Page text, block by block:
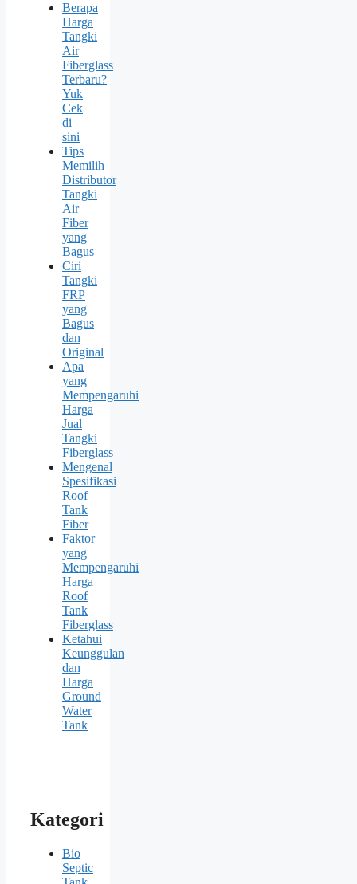
Berapa
Harga
Tangki
Air
Fiberglass
Terbaru?
Yuk
Cek
di
sini
Tips
Memilih
Distributor
Tangki
Air
Fiber
yang
Bagus
Ciri
Tangki
FRP
yang
Bagus
dan
Original
Apa
yang
Mempengaruhi
Harga
Jual
Tangki
Fiberglass
Mengenal
Spesifikasi
Roof
Tank
Fiber
Faktor
yang
Mempengaruhi
Harga
Roof
Tank
Fiberglass
Ketahui
Keunggulan
dan
Harga
Ground
Water
Tank
Kategori
Bio
Septic